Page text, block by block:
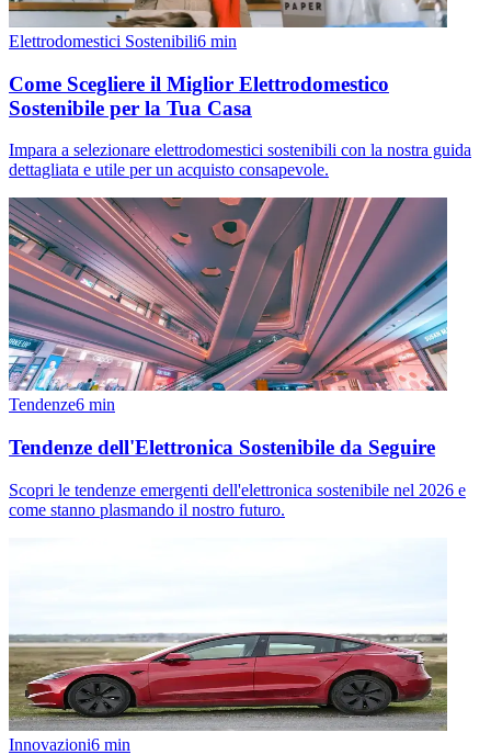
Elettrodomestici Sostenibili6 min
Come Scegliere il Miglior Elettrodomestico
Sostenibile per la Tua Casa
Impara a selezionare elettrodomestici sostenibili con la nostra guida
dettagliata e utile per un acquisto consapevole.
Tendenze6 min
Tendenze dell'Elettronica Sostenibile da Seguire
Scopri le tendenze emergenti dell'elettronica sostenibile nel 2026 e
come stanno plasmando il nostro futuro.
Innovazioni6 min